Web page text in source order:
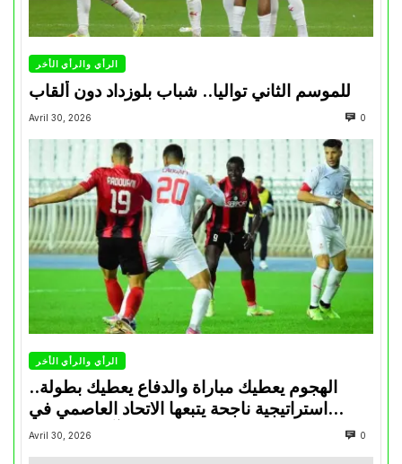
الرأي والرأي الأخر
للموسم الثاني تواليا.. شباب بلوزداد دون ألقاب
Avril 30, 2026 0
الرأي والرأي الأخر
الهجوم يعطيك مباراة والدفاع يعطيك بطولة..
استراتيجية ناجحة يتبعها الاتحاد العاصمي في
تتويجاته آخر السنوات
Avril 30, 2026 0